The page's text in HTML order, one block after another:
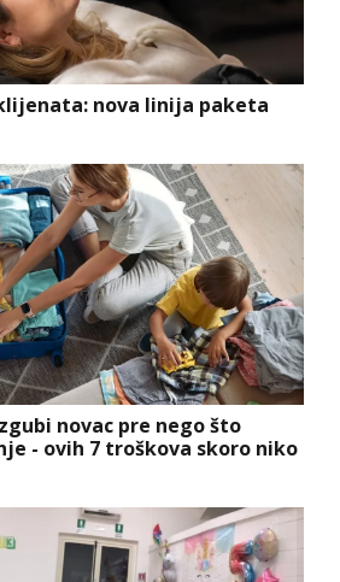
nova linija paketa
novac pre nego što
- ovih 7 troškova skoro niko